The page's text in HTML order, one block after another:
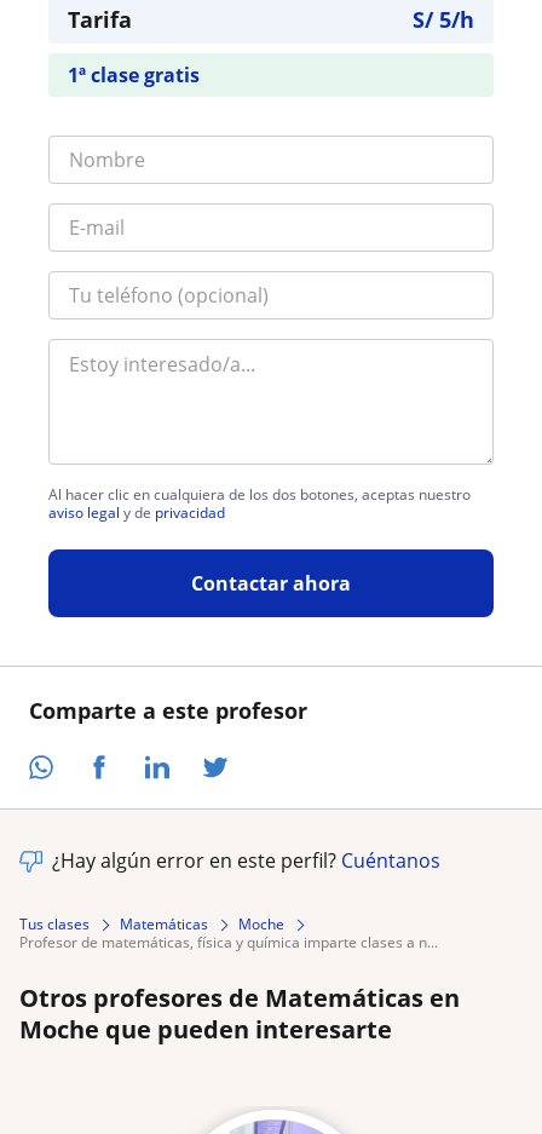
Comparte a este profesor
Tarifa S/5/h
1ª clase gratis
Al hacer clic en cualquiera de los dos botones, aceptas nuestro
aviso legal y de privacidad
Contactar ahora
¿Hay algún error en este perfil? Cuéntanos
Tus clases Matemáticas
Moche
profesor de matemáticas, física y química imparte clases a n...
Otros profesores de Matemáticas en
Moche que pueden interesarte